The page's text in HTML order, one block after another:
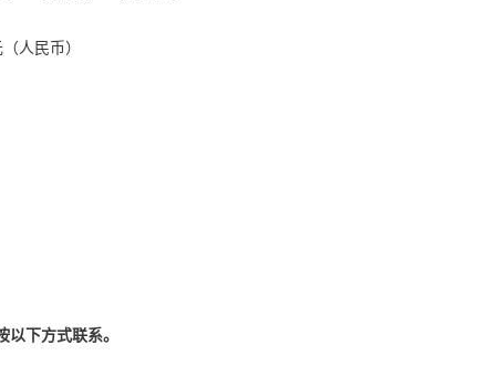
人民币）
下方式联系。